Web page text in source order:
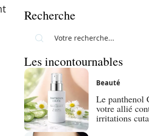
Recherche
Les incontournables
Beauté
Le panthenol
votre allié
irritations